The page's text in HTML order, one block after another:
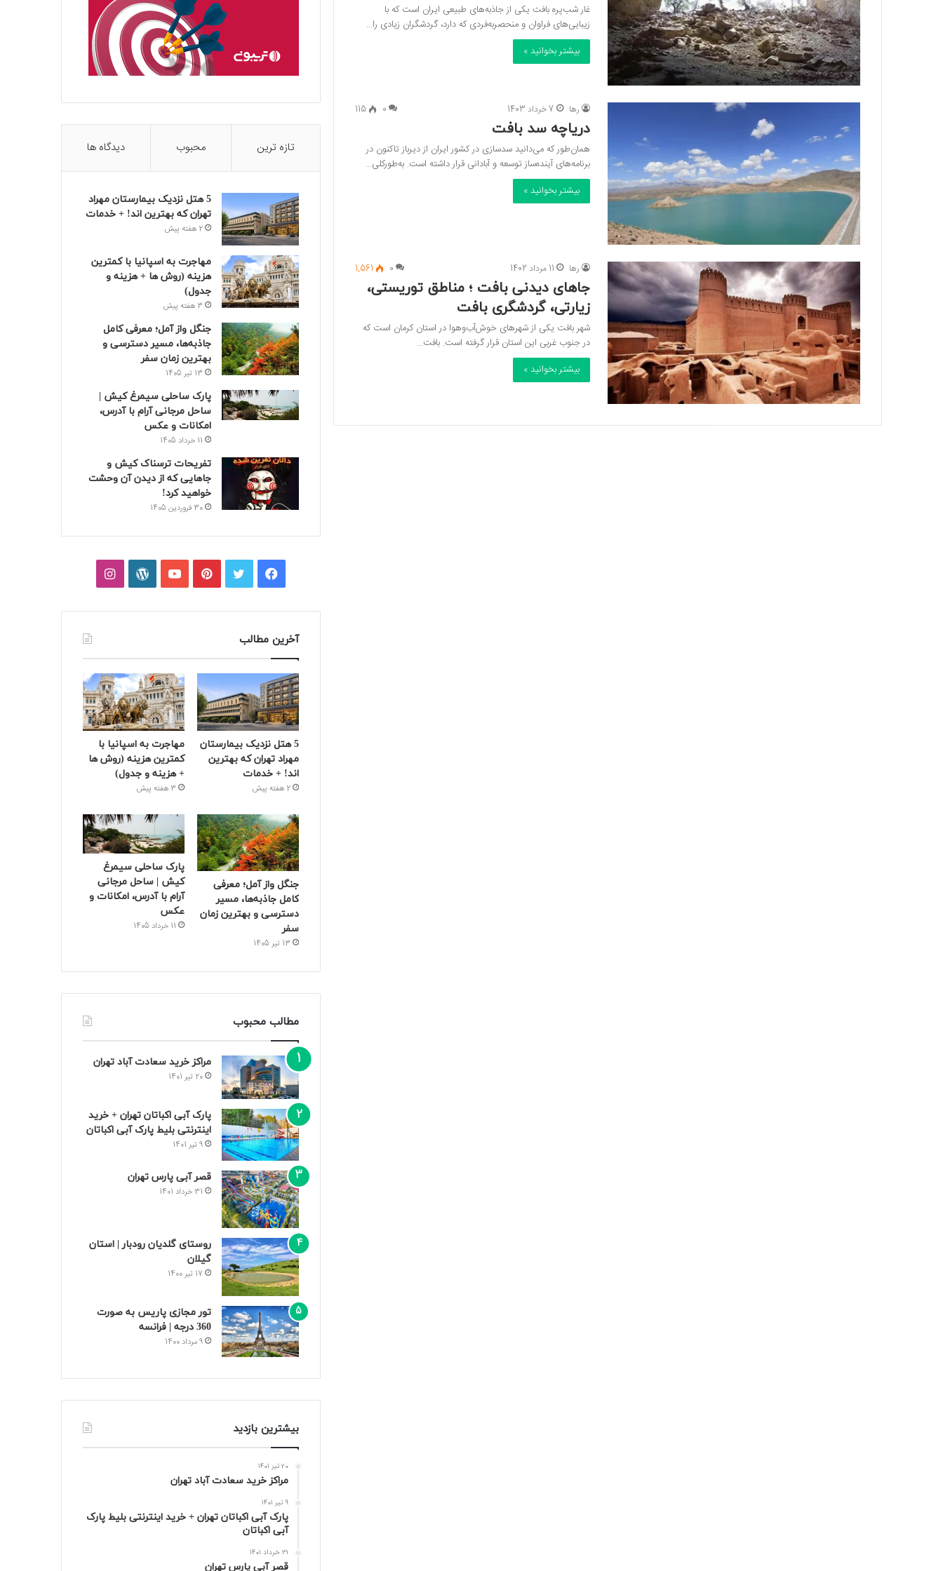
غار شب‌پره بافت یکی از جاذبه‌های طبیعی ایران است که با
زیبایی‌های فراوان و منحصربه‌فردی که دارد، گردشگران زیادی را…
بیشتر بخوانید »
رها 7 خرداد 1403 0
115
دریاچه سد بافت
همان‌طور که می‌دانید سدسازی در کشور ایران از دیرباز تاکنون در
برنامه‌های آینده‌ساز توسعه و آبادانی قرار داشته است. به‌طورکلی…
بیشتر بخوانید »
رها 11 مرداد 1402 0
1,561
جاهای دیدنی بافت ؛ مناطق توریستی،
زیارتی، گردشگری بافت
شهر بافت یکی از شهرهای خوش‌آب‌وهوا در استان کرمان است که
در جنوب غربی این استان قرار گرفته است. بافت…
بیشتر بخوانید »
تازه ترین محبوب دیدگاه ها
5 هتل نزدیک بیمارستان مهراد
تهران که بهترین‌ اند! + خدمات
2 هفته پیش
مهاجرت به اسپانیا با کمترین
هزینه (روش ها + هزینه و
جدول)
3 هفته پیش
جنگل واز آمل؛ معرفی کامل
جاذبه‌ها، مسیر دسترسی و
بهترین زمان سفر
13 تیر 1405
پارک ساحلی سیمرغ کیش |
ساحل مرجانی آرام با آدرس،
امکانات و عکس
11 خرداد 1405
تفریحات ترسناک کیش و
جاهایی که از دیدن آن وحشت
خواهید کرد!
30 فروردین 1405
فیسبوکتوییترپینتریستیوتیوبوردپرساینستاگرام
آخرین مطالب
5 هتل نزدیک بیمارستان
مهراد تهران که بهترین‌
اند! + خدمات
2 هفته پیش
مهاجرت به اسپانیا با
کمترین هزینه (روش ها
+ هزینه و جدول)
3 هفته پیش
جنگل واز آمل؛ معرفی
کامل جاذبه‌ها، مسیر
دسترسی و بهترین زمان
سفر
13 تیر 1405
پارک ساحلی سیمرغ
کیش | ساحل مرجانی
آرام با آدرس، امکانات و
عکس
11 خرداد 1405
مطالب محبوب
مراکز خرید سعادت‌ آباد تهران
20 تیر 1401
پارک آبی اکباتان تهران + خرید
اینترنتی بلیط پارک آبی اکباتان
9 تیر 1401
قصر آبی پارس تهران
31 خرداد 1401
روستای گلدیان رودبار | استان
گیلان
17 تیر 1400
تور مجازی پاریس به صورت
360 درجه | فرانسه
9 مرداد 1400
بیشترین بازدید
20 تیر 1401
مراکز خرید سعادت‌ آباد تهران
9 تیر 1401
پارک آبی اکباتان تهران + خرید اینترنتی بلیط پارک
آبی اکباتان
31 خرداد 1401
قصر آبی پارس تهران